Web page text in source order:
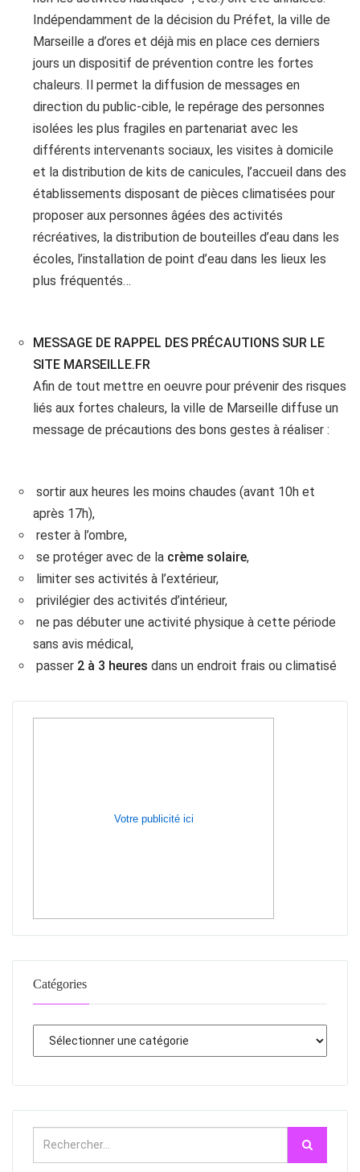
Indépendamment de la décision du Préfet, la ville de
Marseille a d’ores et déjà mis en place ces derniers
jours un dispositif de prévention contre les fortes
chaleurs. Il permet la diffusion de messages en
direction du public-cible, le repérage des personnes
isolées les plus fragiles en partenariat avec les
différents intervenants sociaux, les visites à domicile
et la distribution de kits de canicules, l’accueil dans des
établissements disposant de pièces climatisées pour
proposer aux personnes âgées des activités
récréatives, la distribution de bouteilles d’eau dans les
écoles, l’installation de point d’eau dans les lieux les
plus fréquentés…
MESSAGE DE RAPPEL DES PRÉCAUTIONS SUR LE
SITE MARSEILLE.FR
Afin de tout mettre en oeuvre pour prévenir des risques
liés aux fortes chaleurs, la ville de Marseille diffuse un
message de précautions des bons gestes à réaliser :
sortir aux heures les moins chaudes (avant 10h et
après 17h),
rester à l’ombre,
se protéger avec de la crème solaire,
limiter ses activités à l’extérieur,
privilégier des activités d’intérieur,
ne pas débuter une activité physique à cette période
sans avis médical,
passer 2 à 3 heures dans un endroit frais ou climatisé
Votre publicité ici
Catégories